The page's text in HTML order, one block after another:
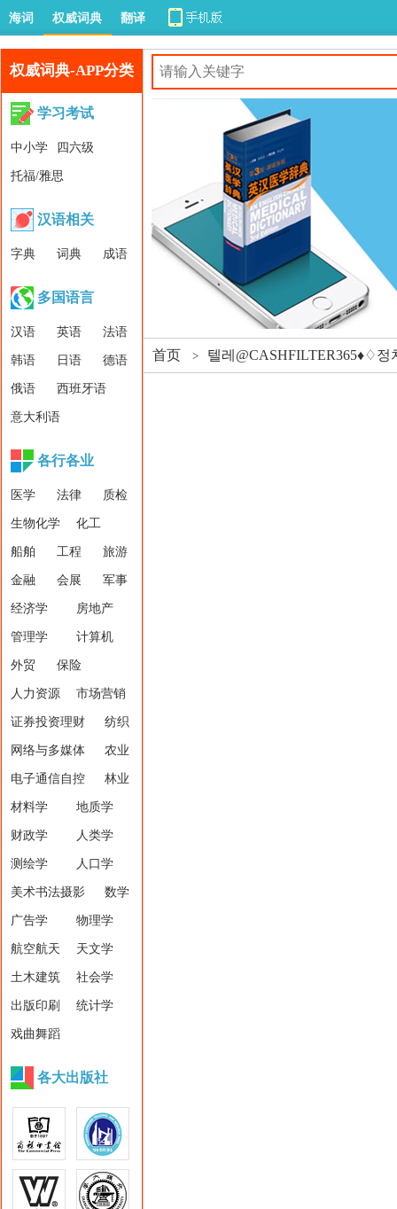
海词 权威词典 翻译
权威词典-APP分类
学习考试
中小学 四六级
托福/雅思
汉语相关
字典 词典 成语
多国语言
汉语 英语 法语
韩语 日语 德语
俄语 西班牙语
意大利语
各行各业
医学 法律 质检
生物化学 化工
船舶 工程 旅游
金融 会展 军事
经济学 房地产
管理学 计算机
外贸 保险
人力资源 市场营销
证券投资理财 纺织
网络与多媒体 农业
电子通信自控 林业
材料学 地质学
财政学 人类学
测绘学 人口学
美术书法摄影 数学
广告学 物理学
航空航天 天文学
土木建筑 社会学
出版印刷 统计学
戏曲舞蹈
各大出版社
首页 > 텔레@CASHFILTER365♦♢